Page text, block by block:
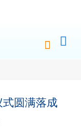
圆满落成